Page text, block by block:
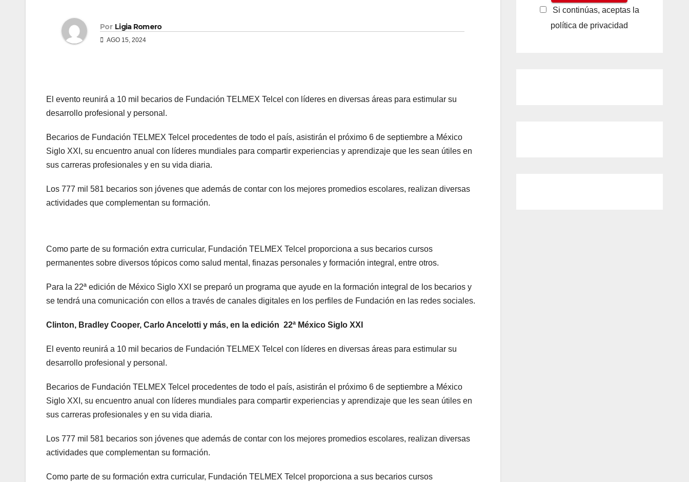
Por Ligia Romero
AGO 15, 2024
El evento reunirá a 10 mil becarios de Fundación TELMEX Telcel con líderes en diversas áreas para estimular su
desarrollo profesional y personal.
Becarios de Fundación TELMEX Telcel procedentes de todo el país, asistirán el próximo 6 de septiembre a México
Siglo XXI, su encuentro anual con líderes mundiales para compartir experiencias y aprendizaje que les sean útiles en
sus carreras profesionales y en su vida diaria.
Los 777 mil 581 becarios son jóvenes que además de contar con los mejores promedios escolares, realizan diversas
actividades que complementan su formación.
Como parte de su formación extra curricular, Fundación TELMEX Telcel proporciona a sus becarios cursos
permanentes sobre diversos tópicos como salud mental, finazas personales y formación integral, entre otros.
Para la 22ª edición de México Siglo XXI se preparó un programa que ayude en la formación integral de los becarios y
se tendrá una comunicación con ellos a través de canales digitales en los perfiles de Fundación en las redes sociales.
Clinton, Bradley Cooper, Carlo Ancelotti y más, en la edición 22ª México Siglo XXI
El evento reunirá a 10 mil becarios de Fundación TELMEX Telcel con líderes en diversas áreas para estimular su
desarrollo profesional y personal.
Becarios de Fundación TELMEX Telcel procedentes de todo el país, asistirán el próximo 6 de septiembre a México
Siglo XXI, su encuentro anual con líderes mundiales para compartir experiencias y aprendizaje que les sean útiles en
sus carreras profesionales y en su vida diaria.
Los 777 mil 581 becarios son jóvenes que además de contar con los mejores promedios escolares, realizan diversas
actividades que complementan su formación.
Como parte de su formación extra curricular, Fundación TELMEX Telcel proporciona a sus becarios cursos
Si continúas, aceptas la
política de privacidad